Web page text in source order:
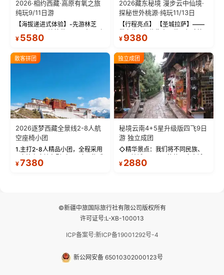
(2900米)再访拉萨(3650米)，亲
测 99%游客零高反 。 【贴心保
障】-全程配备便携式制氧机，高
反根本不是事儿 ！ 【无人机航
拍】-雪山/圣湖/...
¥5580
带上信心与信仰去西藏，行吟拉
萨，感受这座城与生俱来的与众
不同！ 【布达拉宫】——集宫殿
城堡寺院于一体的宏伟建筑，是
西藏最完整的古代...
¥9380
散客拼团
2026逐梦西藏全景线2-8人航
空座椅小团
9座航空座椅车型（360度环抱式
座舱），提供VIP级别的舒适出行
体验 。供氧保障： 2.全程入住舒
适型含氧酒店（低海拔的索松村
和林芝除外），并贴心赠...
¥7380
独立成团
秘境云南4+5星升级版四飞9日
游 独立成团
不同地域、不同风格的三座古城
—【大理古城、丽江古城、香格
里拉、野象谷】呈现给您！...
¥2880
ICP备案号:新ICP备19001292号-4